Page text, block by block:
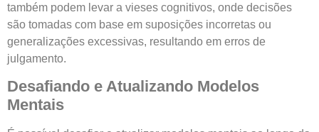
também podem levar a vieses cognitivos, onde decisões
são tomadas com base em suposições incorretas ou
generalizações excessivas, resultando em erros de
julgamento.
Desafiando e Atualizando Modelos
Mentais